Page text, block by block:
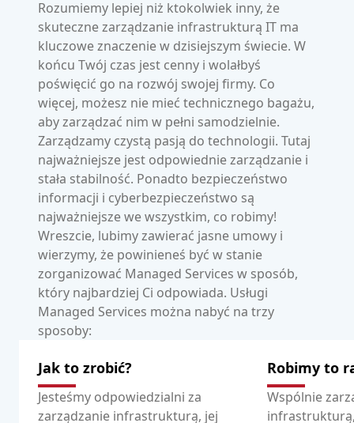
Rozumiemy lepiej niż ktokolwiek inny, że
skuteczne zarządzanie infrastrukturą IT ma
kluczowe znaczenie w dzisiejszym świecie. W
końcu Twój czas jest cenny i wolałbyś
poświęcić go na rozwój swojej firmy. Co
więcej, możesz nie mieć technicznego bagażu,
aby zarządzać nim w pełni samodzielnie.
Zarządzamy czystą pasją do technologii. Tutaj
najważniejsze jest odpowiednie zarządzanie i
stała stabilność. Ponadto bezpieczeństwo
informacji i cyberbezpieczeństwo są
najważniejsze we wszystkim, co robimy!
Wreszcie, lubimy zawierać jasne umowy i
wierzymy, że powinieneś być w stanie
zorganizować Managed Services w sposób,
który najbardziej Ci odpowiada. Usługi
Managed Services można nabyć na trzy
sposoby:
Jak to zrobić?
Jesteśmy odpowiedzialni za
zarządzanie infrastrukturą, jej
Robimy to
Wspólnie